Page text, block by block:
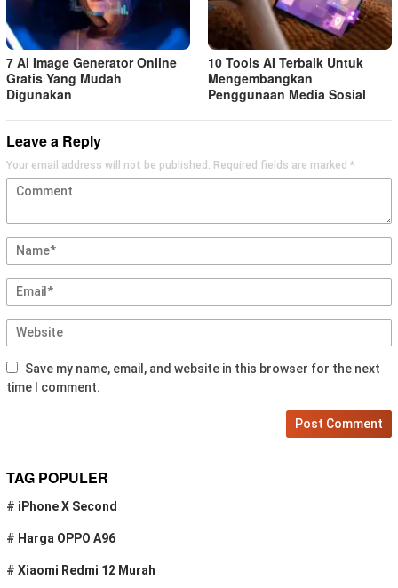
7 AI Image Generator Online
Gratis Yang Mudah
Digunakan
10 Tools AI Terbaik Untuk
Mengembangkan
Penggunaan Media Sosial
Leave a Reply
Your email address will not be published. Required fields are marked *
Save my name, email, and website in this browser for the next
time I comment.
TAG POPULER
# iPhone X Second
# Harga OPPO A96
# Xiaomi Redmi 12 Murah